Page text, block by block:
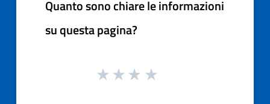
Quanto sono chiare le informazioni
su questa pagina?